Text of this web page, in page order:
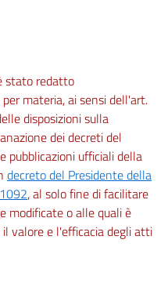
stato redatto
materia, ai sensi dell'art.
disposizioni sulla
dei decreti del
pubblicazioni ufficiali della
decreto del Presidente della
, al solo fine di facilitare
modificate o alle quali è
valore e l'efficacia degli atti